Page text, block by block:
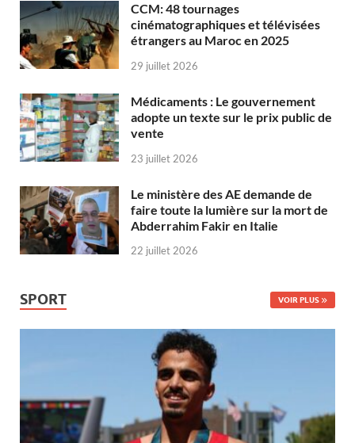
CCM: 48 tournages
cinématographiques et télévisées
étrangers au Maroc en 2025
29 juillet 2026
Médicaments : Le gouvernement
adopte un texte sur le prix public de
vente
23 juillet 2026
Le ministère des AE demande de
faire toute la lumière sur la mort de
Abderrahim Fakir en Italie
22 juillet 2026
SPORT VOIR PLUS